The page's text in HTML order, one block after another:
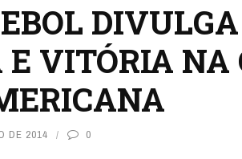
DIVULGA
VITÓRIA NA
DE 2014 0